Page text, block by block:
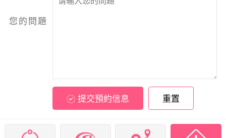
您的問題
提交預約信息 重置